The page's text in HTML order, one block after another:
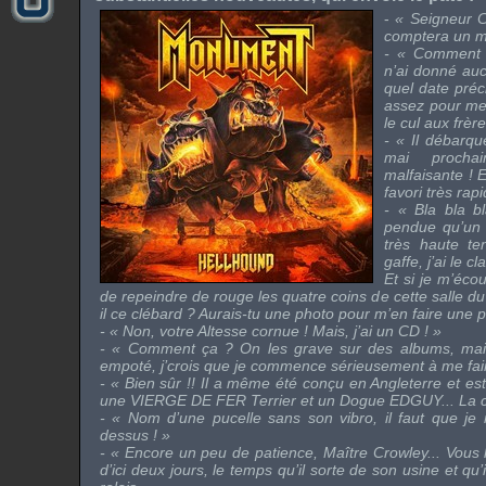
-« Seigneur
comptera un
- «
n’ai donné
quel date
assez pour
le cul aux
- « Il
mai
malfaisante !
favori très
- « Bla bla
pendue
très haute
gaffe, j’ai le
Et si je
de repeindre de rouge les quatre coins de cette salle
il ce clébard ? Aurais-tu une photo pour m’en faire une
- « Non, votre Altesse cornue ! Mais, j’ai un CD ! »
- « Comment ça ? On les grave sur des albums,
empoté, j’crois que je commence sérieusement à me
- « Bien sûr !! Il a même été conçu en Angleterre et
une VIERGE DE FER Terrier et un Dogue EDGUY... La
- « Nom d’une pucelle sans son vibro, il faut que je
dessus ! »
- « Encore un peu de patience, Maître Crowley...
d’ici deux jours, le temps qu’il sorte de son usine et